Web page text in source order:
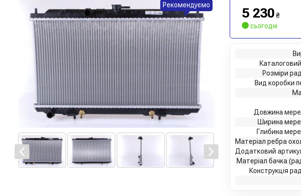
Рекомендуємо
5 230 ₴
сьогодні
Розміри
Вид коробки
Довжина
Ширина
Глибина
Матеріал бачка
Конструкція